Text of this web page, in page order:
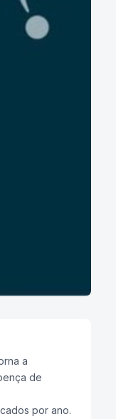
a
de
por ano.